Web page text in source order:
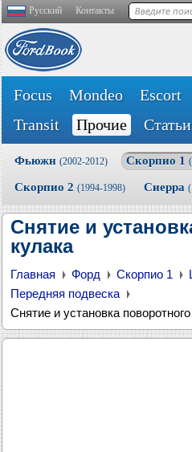
Русский Контакты
Focus Mondeo Escort
Transit
Прочие Статьи
Фьюжн (2002-2012) Скорпио 1
Скорпио 2 (1994-1998) Сиерра
Снятие и
кулака
Главная Форд Скорпио 1
Передняя подвеска
Снятие и установка